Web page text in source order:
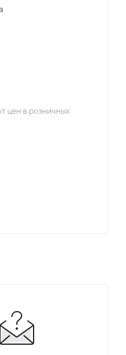
цен в розничных